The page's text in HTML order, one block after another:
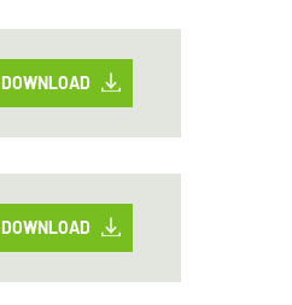
DOWNLOAD
DOWNLOAD